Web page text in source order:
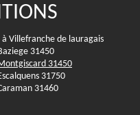
Villefranche de lauragais
31450
31450
31750
31460